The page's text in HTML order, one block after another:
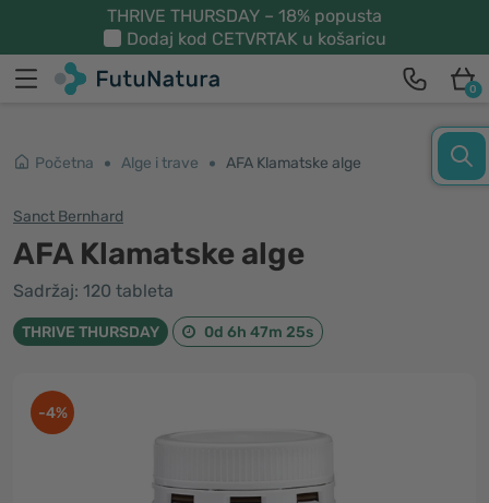
THRIVE THURSDAY – 18% popusta
Dodaj kod CETVRTAK u košaricu
0
Početna Alge i trave AFA Klamatske alge
Sanct Bernhard
AFA Klamatske alge
Sadržaj: 120 tableta
THRIVE THURSDAY 0d 6h 47m 25s
-4%